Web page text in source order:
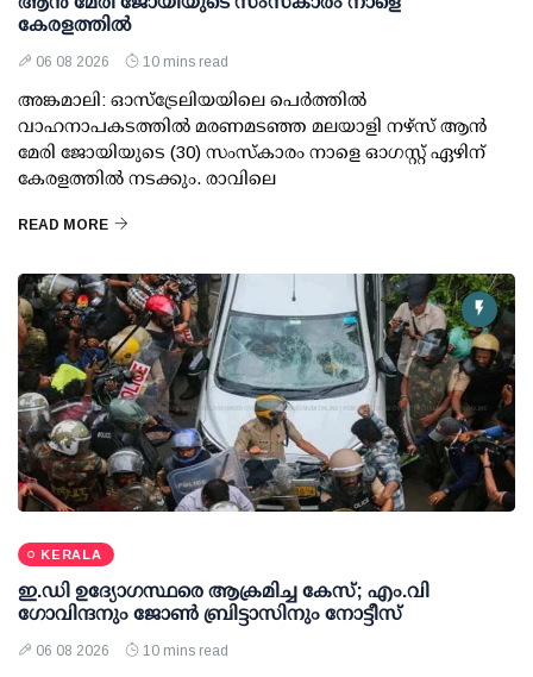
കേരളത്തിൽ
06 08 2026 10 mins read
അങ്കമാലി: ഓസ്‌ട്രേലിയയിലെ പെർത്തിൽ
വാഹനാപകടത്തിൽ മരണമടഞ്ഞ മലയാളി നഴ്സ് ആൻ
മേരി ജോയിയുടെ (30) സംസ്കാരം നാളെ ഓഗസ്റ്റ് ഏഴിന്
കേരളത്തിൽ നടക്കും. രാവിലെ
READ MORE
KERALA
ഇ.ഡി ഉദ്യോഗസ്ഥരെ ആക്രമിച്ച കേസ്; എം.വി
ഗോവിന്ദനും ജോണ്‍ ബ്രിട്ടാസിനും നോട്ടീസ്
06 08 2026 10 mins read